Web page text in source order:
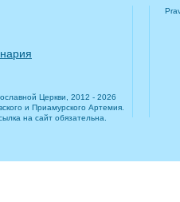
Церкви, 2012 - 2026
и Приамурского Артемия.
на сайт обязательна.